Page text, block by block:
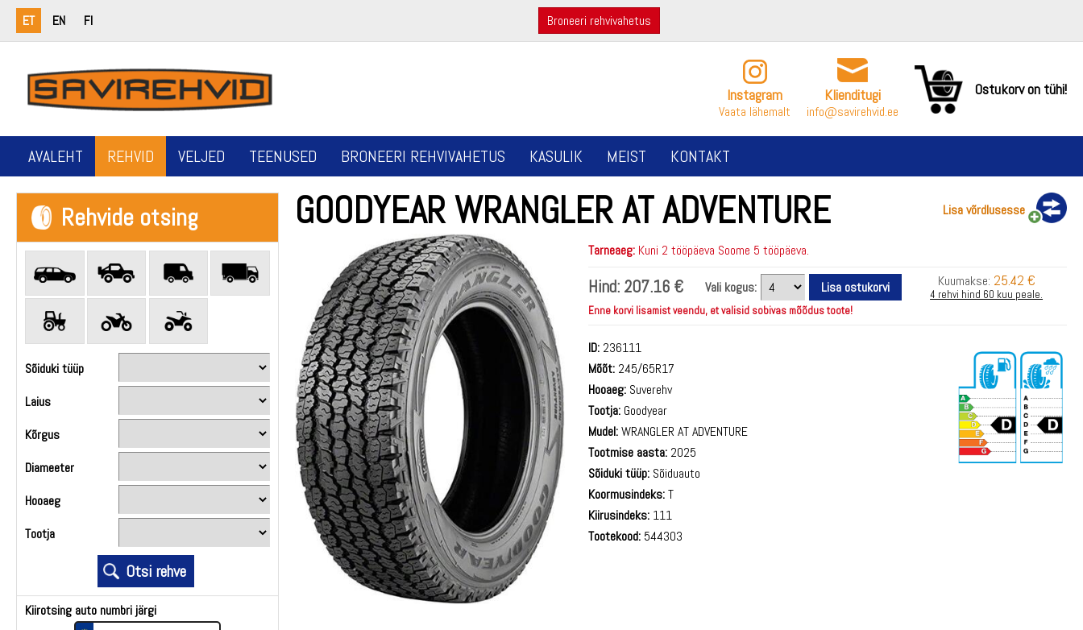
ET EN FI Broneeri rehvivahetus
Instagram
Vaata lähemalt
Klienditugi
info@savirehvid.ee
Ostukorv on tühi!
AVALEHT REHVID VELJED TEENUSED BRONEERI REHVIVAHETUS KASULIK MEIST KONTAKT
Rehvide otsing
Sõiduki tüüp
Laius
Kõrgus
Diameeter
Hooaeg
Tootja
Kiirotsing auto numbri järgi
GOODYEAR WRANGLER AT ADVENTURE Lisa võrdlusesse
Tarneaeg: Kuni 2 tööpäeva Soome 5 tööpäeva.
Hind: 207.16 € Vali kogus: Kuumakse: 25.42 €
4 rehvi hind 60 kuu peale.
Enne korvi lisamist veendu, et valisid sobivas mõõdus toote!
ID: 236111
Mõõt: 245/65R17
Hooaeg: Suverehv
Tootja: Goodyear
Mudel:WRANGLER AT ADVENTURE
Tootmise aasta: 2025
Sõiduki tüüp: Sõiduauto
Koormusindeks:T
Kiirusindeks: 111
Tootekood: 544303